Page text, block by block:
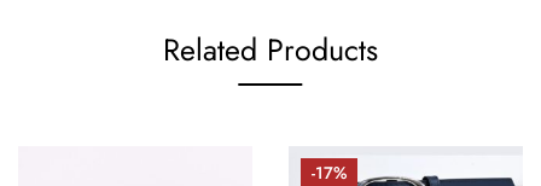
Related Products
-17%